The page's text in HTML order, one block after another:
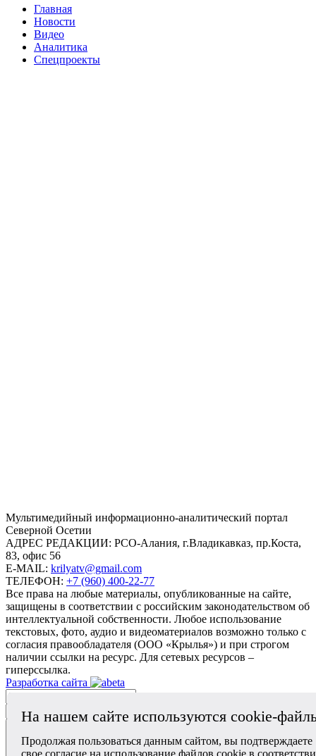
Главная
Новости
Видео
Аналитика
Спецпроекты
Mультимедийный информационно-аналитический портал
Северной Осетии
АДРЕС РЕДАКЦИИ: РСО-Алания, г.Владикавказ, пр.Коста,
83, офис 56
E-MAIL: krilyatv@gmail.com
ТЕЛЕФОН: +7 (960) 400-22-77
Все права на любые материалы, опубликованные на сайте,
защищены в соответствии с российским законодательством об
интеллектуальной собственности. Любое использование
текстовых, фото, аудио и видеоматериалов возможно только с
согласия правообладателя (ООО «Крылья») и при строгом
наличии ссылки на ресурс. Для сетевых ресурсов –
гиперссылка.
Разработка сайта
На нашем сайте используются cookie-
Продолжая пользоваться данным сайтом, вы подтверждаете
свое согласие на использование файлов cookie в